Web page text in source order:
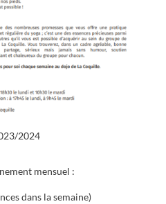
2024
mensuel :
dans la semaine)